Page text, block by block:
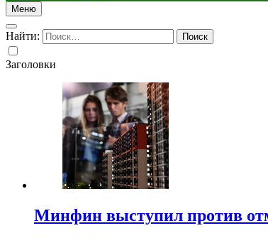
Меню
Найти:
Заголовки
Минфин выступил против